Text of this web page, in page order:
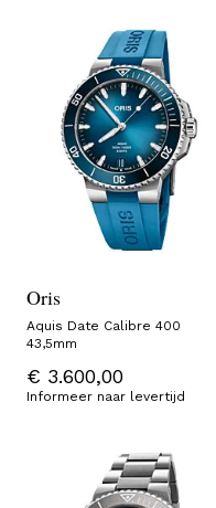
Oris
Aquis Date Calibre 400
43,5mm
€ 3.600,00
Informeer naar levertijd